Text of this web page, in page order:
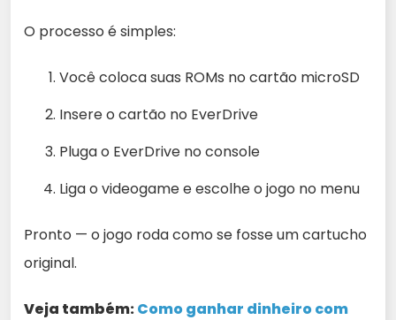
O processo é simples:
Você coloca suas ROMs no cartão microSD
Insere o cartão no EverDrive
Pluga o EverDrive no console
Liga o videogame e escolhe o jogo no menu
Pronto — o jogo roda como se fosse um cartucho
original.
Veja também:Como ganhar dinheiro com